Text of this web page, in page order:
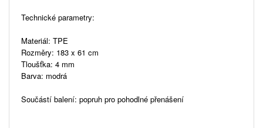
Technické parametry:
Materiál: TPE
Rozměry: 183 x 61 cm
Tloušťka: 4 mm
Barva: modrá
Součástí balení: popruh pro pohodlné přenášení